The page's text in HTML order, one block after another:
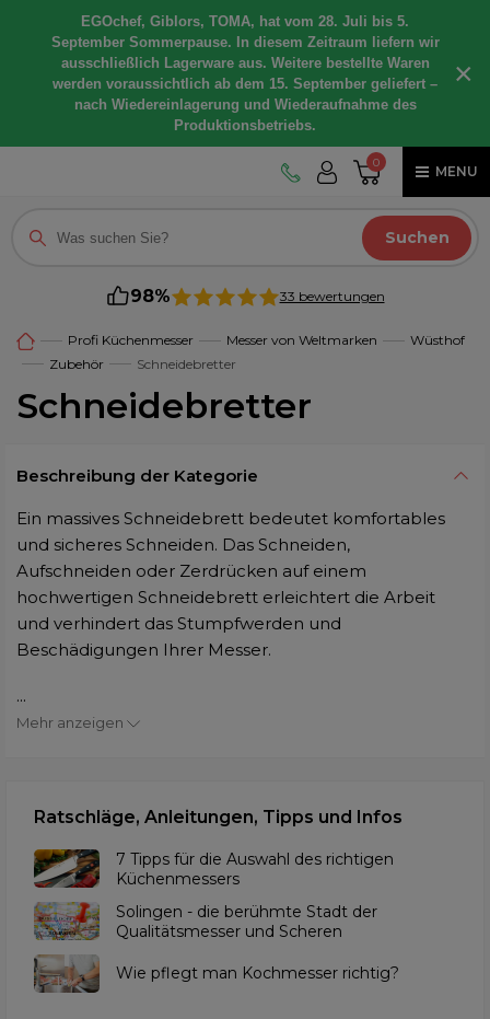
EGOchef, Giblors, TOMA, hat vom 28. Juli bis 5.
September Sommerpause. In diesem Zeitraum liefern wir
ausschließlich Lagerware aus. Weitere bestellte Waren
werden voraussichtlich ab dem 15. September geliefert –
nach Wiedereinlagerung und Wiederaufnahme des
Produktionsbetriebs.
×
0
MENU
Suchen
98% 33 bewertungen
Profi Küchenmesser Messer von Weltmarken
Wüsthof
Zubehör
Schneidebretter
Schneidebretter
Beschreibung der Kategorie
Ein massives Schneidebrett bedeutet komfortables
und sicheres Schneiden. Das Schneiden,
Aufschneiden oder Zerdrücken auf einem
hochwertigen Schneidebrett erleichtert die Arbeit
und verhindert das Stumpfwerden und
Beschädigungen Ihrer Messer.
...
Mehr anzeigen
Ratschläge, Anleitungen, Tipps und Infos
7 Tipps für die Auswahl des richtigen
Küchenmessers
Solingen - die berühmte Stadt der
Qualitätsmesser und Scheren
Wie pflegt man Kochmesser richtig?